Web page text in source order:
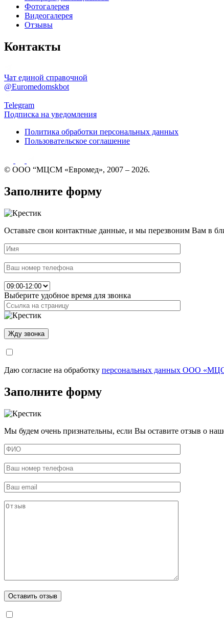
Фотогалерея
Видеогалерея
Отзывы
Контакты
Чат единой справочной
@Euromedomskbot
Telegram
Подписка на уведомления
Политика обработки персональных данных
Пользовательское соглашение
© ООО “МЦСМ «Евромед», 2007 – 2026.
Заполните форму
Оставьте свои контактные данные, и мы перезвоним Вам в
Выберите удобное время для звонка
Даю согласие на обработку персональных данных ООО
Заполните форму
Мы будем очень признательны, если Вы оставите отзыв о